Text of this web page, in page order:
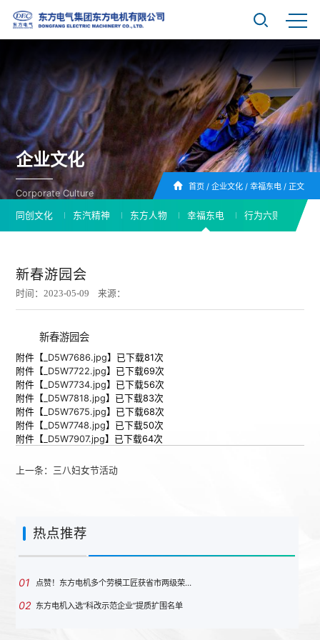
企业文化
Corporate Culture
首页/ 企业文化/ 幸福东电/ 正文
同创文化 东汽精神 东方人物 幸福东电 行为六则
新春游园会
时间：2023-05-09 来源：
新春游园会
附件【 _D5W7686.jpg】已下载81次
附件【 _D5W7722.jpg】已下载69次
附件【 _D5W7734.jpg】已下载56次
附件【 _D5W7818.jpg】已下载83次
附件【 _D5W7675.jpg】已下载68次
附件【 _D5W7748.jpg】已下载50次
附件【 _D5W7907.jpg】已下载64次
上一条： 三八妇女节活动
热点推荐
01 点赞！东方电机多个劳模工匠获省市两级荣…
02 东方电机入选“科改示范企业”提质扩围名单